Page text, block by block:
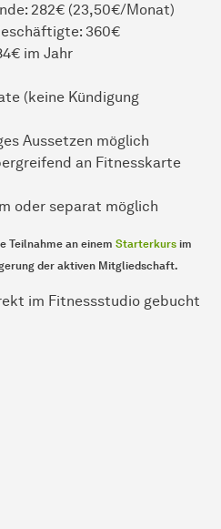
282€ (23,50€/Monat)
360€
im Jahr
(keine Kündigung
Aussetzen möglich
an Fitnesskarte
oder separat möglich
Teilnahme an einem Starterkurs im
der aktiven Mitgliedschaft.
im Fitnessstudio gebucht